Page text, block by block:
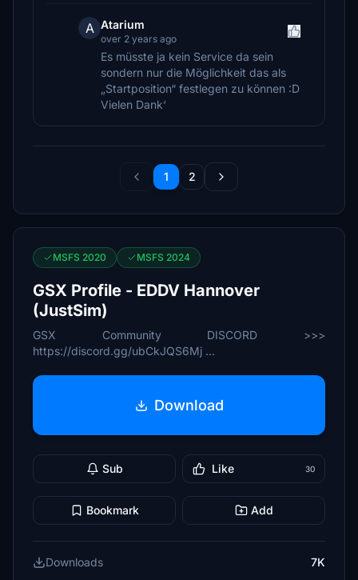
A Atarium
over 2 years ago
Es müsste ja kein Service da sein
sondern nur die Möglichkeit das als
„Startposition“ festlegen zu können :D
Vielen Dank‘
1 2
MSFS 2020 MSFS 2024
GSX Profile - EDDV Hannover
(JustSim)
GSX Community DISCORD >>>
https://discord.gg/ubCkJQS6Mj ...
Download
Sub Like 30
Bookmark Add
Downloads
7K